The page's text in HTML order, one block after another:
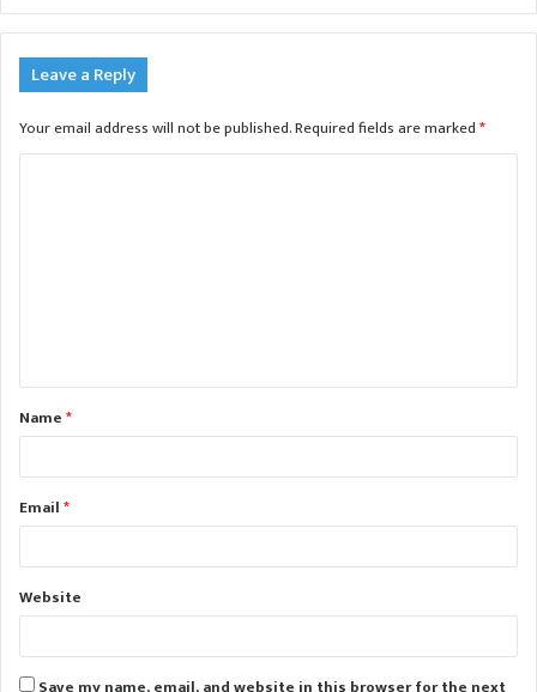
Leave a Reply
Your email address will not be published.Required fields are marked*
t
*Name*
Email*
Website